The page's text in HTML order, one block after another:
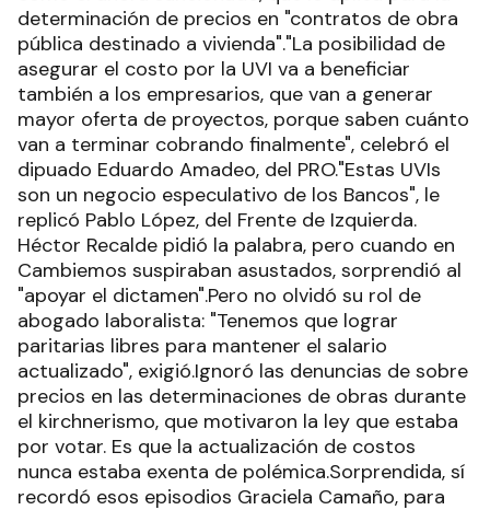
determinación de precios en "contratos de obra
pública destinado a vivienda"."La posibilidad de
asegurar el costo por la UVI va a beneficiar
también a los empresarios, que van a generar
mayor oferta de proyectos, porque saben cuánto
van a terminar cobrando finalmente", celebró el
dipuado Eduardo Amadeo, del PRO."Estas UVIs
son un negocio especulativo de los Bancos", le
replicó Pablo López, del Frente de Izquierda.
Héctor Recalde pidió la palabra, pero cuando en
Cambiemos suspiraban asustados, sorprendió al
"apoyar el dictamen".Pero no olvidó su rol de
abogado laboralista: "Tenemos que lograr
paritarias libres para mantener el salario
actualizado", exigió.Ignoró las denuncias de sobre
precios en las determinaciones de obras durante
el kirchnerismo, que motivaron la ley que estaba
por votar. Es que la actualización de costos
nunca estaba exenta de polémica.Sorprendida, sí
recordó esos episodios Graciela Camaño, para